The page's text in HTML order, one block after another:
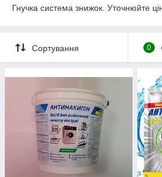
Гнучка система знижок. Уточнюйте
Сортування 0